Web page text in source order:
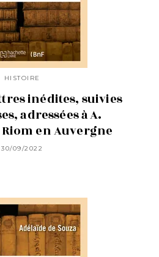
HISTOIRE
inédites, suivies
adressées à A.
en Auvergne
30/09/2022